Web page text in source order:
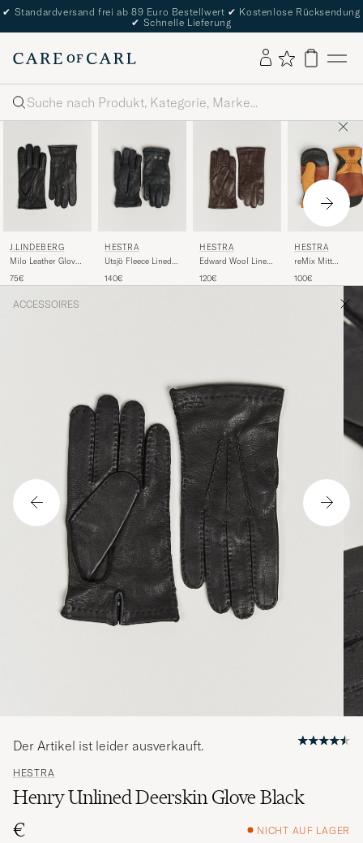
✔ Standardversand frei ab 89 Euro Bestellwert ✔ Kostenlose Rücksendung
✔ Schnelle Lieferung
Suche
J.LINDEBERG
Milo Leather Glove
75€
HESTRA
Utsjö Fleece Lined
Glove Black
140€
HESTRA
Edward Wool Lined
120€
HESTRA
reMix Mitt
100€
ACCESSOIRES
HESTRA
Henry Unlined Deerskin Glove Black
€
NICHT AUF LAGER
Der Artikel ist leider ausverkauft.